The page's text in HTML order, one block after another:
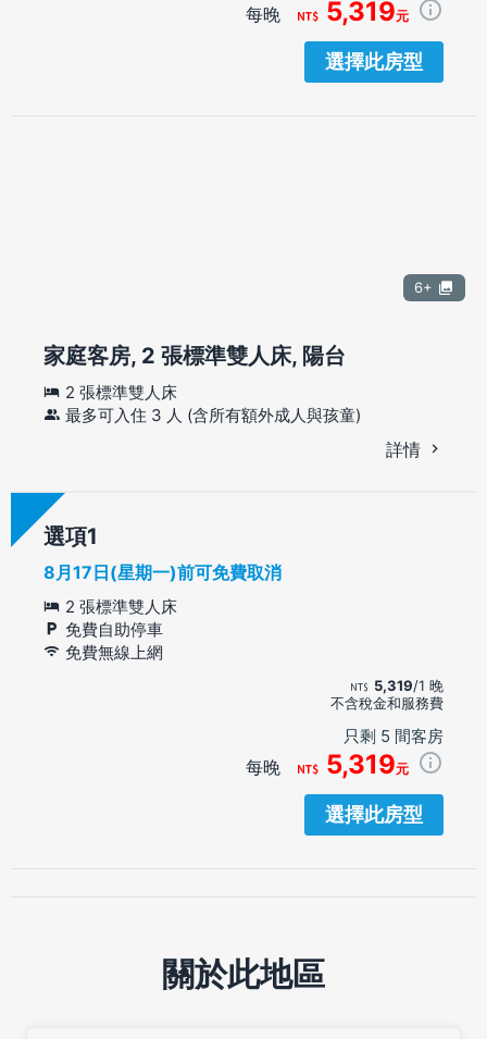
每晚 5,319元
選擇此房型
6+
家庭客房, 2 張標準雙人床, 陽台
2 張標準雙人床
最多可入住 3 人 (含所有額外成人與孩童)
詳情
選項
8月17日(星期一)前可免費取消
2 張標準雙人床
免費自助停車
免費無線上網
5,319/1 晚
不含稅金和服務費
只剩 5 間客房
每晚 5,319元
選擇此房型
關於此地區